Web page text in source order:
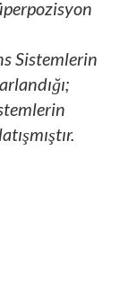
Sistemlerin